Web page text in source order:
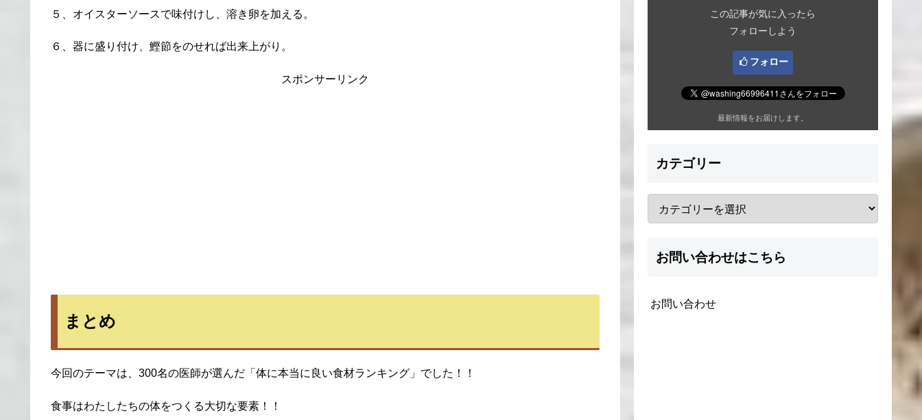
５、オイスターソースで味付けし、溶き卵を加える。
６、器に盛り付け、鰹節をのせれば出来上がり。
スポンサーリンク
まとめ
今回のテーマは、300名の医師が選んだ「体に本当に良い食材ランキング」でした！！
食事はわたしたちの体をつくる大切な要素！！
この記事が気に入ったら
フォローしよう
フォロー
最新情報をお届けします。
カテゴリー
お問い合わせはこちら
お問い合わせ